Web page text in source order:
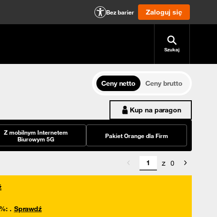
Bez barier Zaloguj się
Szukaj
Ceny netto
Ceny brutto
Kup na paragon
Z mobilnym Internetem
Biurowym 5G
Pakiet Orange dla Firm
z 0
: . Sprawdź